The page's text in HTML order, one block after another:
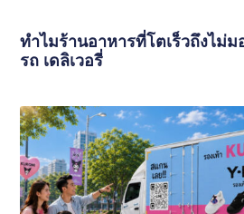
ทำไมร้านอาหารที่โตเร็วถึงไม่
รถ เดลิเวอรี่